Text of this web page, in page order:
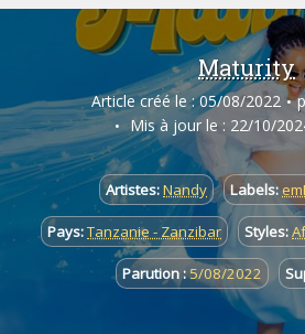
Maturity
Article créé le : 05/08/2022
Mis à jour le : 22/10/
Artistes:Nandy Labels:
Pays:Tanzanie - Zanzibar Styles:
Parution :5/08/2022